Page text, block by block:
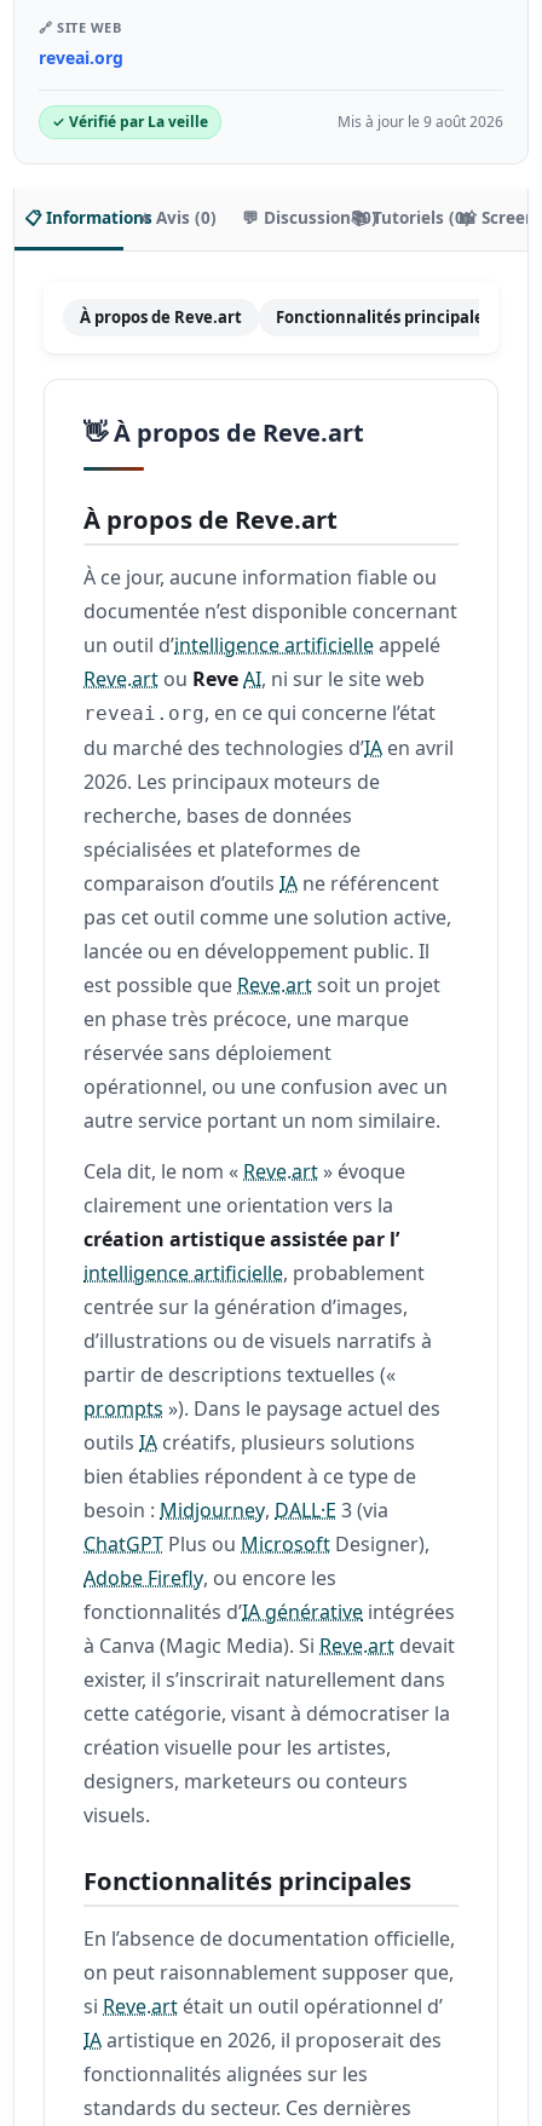
🔗 SITE WEB
reveai.org
✓ Vérifié par La veille Mis à jour le 9 août 2026
📋 Informations⭐ Avis (0) 💬 Discussion (0)📚 Tutoriels (0)📸
À propos de Reve.art Fonctionnalités principales
👋 À propos de Reve.art
À propos de Reve.art
À ce jour, aucune information fiable ou
documentée n’est disponible concernant
un outil d’intelligence artificielleappelé
Reve.art ou ReveAI, ni sur le site web
reveai.org, en ce qui concerne l’état
du marché des technologies d’IA en avril
2026. Les principaux moteurs de
recherche, bases de données
spécialisées et plateformes de
comparaison d’outilsIA ne référencent
pas cet outil comme une solution active,
lancée ou en développement public. Il
est possible que Reve.artsoit un projet
en phase très précoce, une marque
réservée sans déploiement
opérationnel, ou une confusion avec un
autre service portant un nom similaire.
Cela dit, le nom « Reve.art » évoque
clairement une orientation vers la
création artistique assistée par l’
intelligence artificielle, probablement
centrée sur la génération d’images,
d’illustrations ou de visuels narratifs à
partir de descriptions textuelles («
prompts »). Dans le paysage actuel des
outilsIA créatifs, plusieurs solutions
bien établies répondent à ce type de
besoin : Midjourney, DALL·E 3 (via
ChatGPT Plus ou Microsoft Designer),
Adobe Firefly, ou encore les
fonctionnalités d’IA générative intégrées
à Canva (Magic Media). Si Reve.art devait
exister, il s’inscrirait naturellement dans
cette catégorie, visant à démocratiser la
création visuelle pour les artistes,
designers, marketeurs ou conteurs
visuels.
Fonctionnalités principales
En l’absence de documentation officielle,
on peut raisonnablement supposer que,
si Reve.art était un outil opérationnel d’
IAartistique en 2026, il proposerait des
fonctionnalités alignées sur les
standards du secteur. Ces dernières